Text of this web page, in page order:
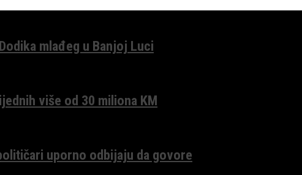
mlađeg u Banjoj Luci
više od 30 miliona KM
uporno odbijaju da govore